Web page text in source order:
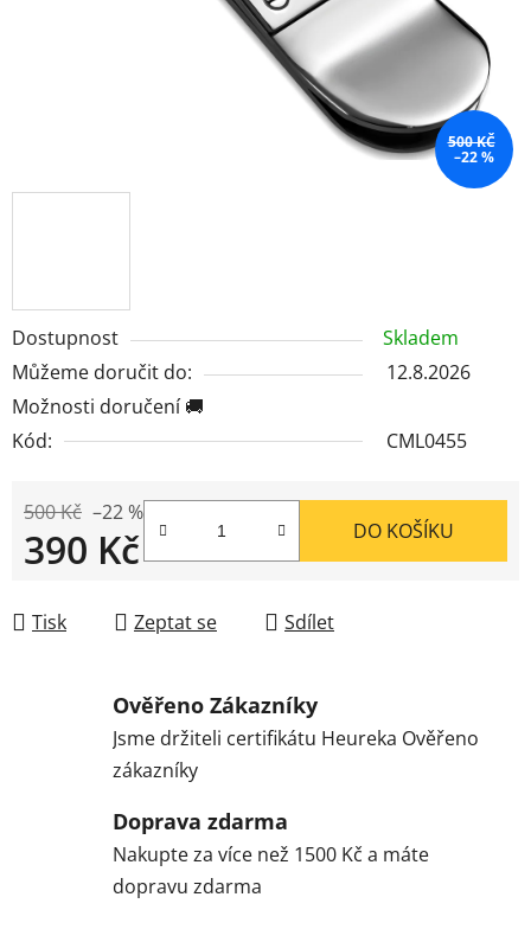
Dostupnost
Skladem
Můžeme doručit do:
12.8.2026
Možnosti doručení 🚚
Kód:
CML0455
500 Kč –22 %
390 Kč DO KOŠÍKU
Tisk Zeptat se Sdílet
500 KČ
–22 %
Ověřeno Zákazníky
Jsme držiteli certifikátu Heureka Ověřeno
zákazníky
Doprava zdarma
Nakupte za více než 1500 Kč a máte
dopravu zdarma